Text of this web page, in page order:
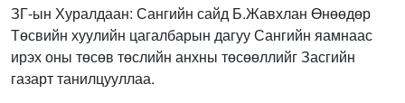
ЗГ-ын Хуралдаан: Сангийн сайд Б.Жавхлан Өнөөдөр
Төсвийн хуулийн цагалбарын дагуу Сангийн яамнаас
ирэх оны төсөв төслийн анхны төсөөллийг Засгийн
газарт танилцууллаа.